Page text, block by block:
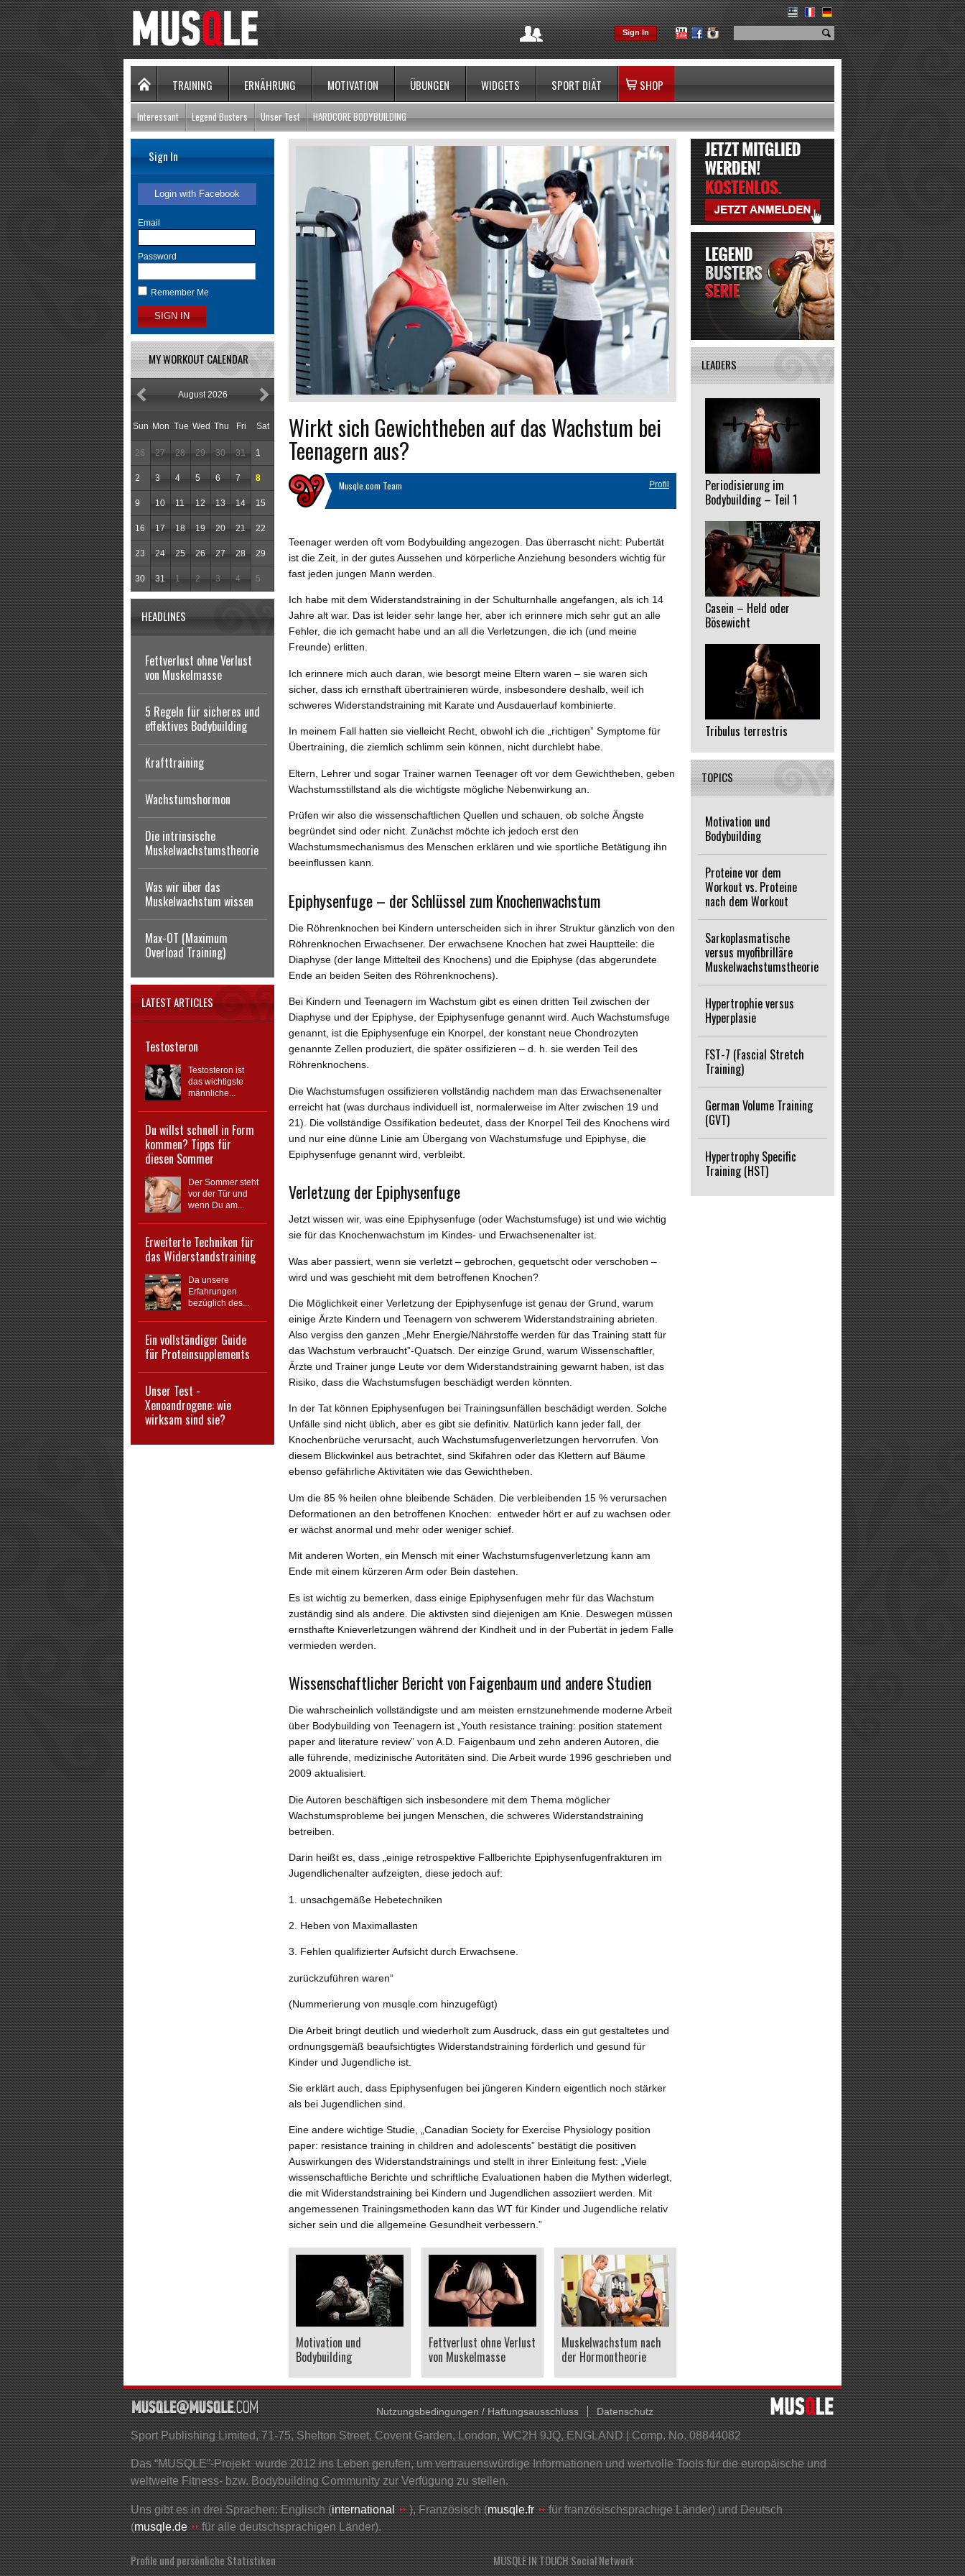
Sign In
TRAINING ERNÄHRUNG MOTIVATION ÜBUNGEN WIDGETS SPORT DIÄT SHOP
Interessant Legend Busters Unser Test HARDCORE BODYBUILDING
Sign In
Login with Facebook
Email
Password
Remember Me
SIGN IN
MY WORKOUT CALENDAR
August 2026
Sun Mon Tue Wed Thu Fri Sat
26 27 28 29 30 31 1
2 3 4 5 6 7 8
9 10 11 12 13 14 15
16 17 18 19 20 21 22
23 24 25 26 27 28 29
30 31 1 2 3 4 5
HEADLINES
Fettverlust ohne Verlust
von Muskelmasse
5 Regeln für sicheres und
effektives Bodybuilding
Krafttraining
Wachstumshormon
Die intrinsische
Muskelwachstumstheorie
Was wir über das
Muskelwachstum wissen
Max-OT (Maximum
Overload Training)
LATEST ARTICLES
Testosteron
Testosteron ist
das wichtigste
männliche...
Du willst schnell in Form
kommen? Tipps für
diesen Sommer
Der Sommer steht
vor der Tür und
wenn Du am...
Erweiterte Techniken für
das Widerstandstraining
Da unsere
Erfahrungen
bezüglich des...
Ein vollständiger Guide
für Proteinsupplements
Unser Test -
Xenoandrogene: wie
wirksam sind sie?
Wirkt sich Gewichtheben auf das Wachstum bei
Teenagern aus?
Profil
Musqle.com Team
Teenager werden oft vom Bodybuilding angezogen. Das überrascht nicht: Pubertät
ist die Zeit, in der gutes Aussehen und körperliche Anziehung besonders wichtig für
fast jeden jungen Mann werden.
Ich habe mit dem Widerstandstraining in der Schulturnhalle angefangen, als ich 14
Jahre alt war. Das ist leider sehr lange her, aber ich erinnere mich sehr gut an alle
Fehler, die ich gemacht habe und an all die Verletzungen, die ich (und meine
Freunde) erlitten.
Ich erinnere mich auch daran, wie besorgt meine Eltern waren – sie waren sich
sicher, dass ich ernsthaft übertrainieren würde, insbesondere deshalb, weil ich
schweres Widerstandstraining mit Karate und Ausdauerlauf kombinierte.
In meinem Fall hatten sie vielleicht Recht, obwohl ich die „richtigen” Symptome für
Übertraining, die ziemlich schlimm sein können, nicht durchlebt habe.
Eltern, Lehrer und sogar Trainer warnen Teenager oft vor dem Gewichtheben, geben
Wachstumsstillstand als die wichtigste mögliche Nebenwirkung an.
Prüfen wir also die wissenschaftlichen Quellen und schauen, ob solche Ängste
begründet sind oder nicht. Zunächst möchte ich jedoch erst den
Wachstumsmechanismus des Menschen erklären und wie sportliche Betätigung ihn
beeinflussen kann.
Epiphysenfuge – der Schlüssel zum Knochenwachstum
Die Röhrenknochen bei Kindern unterscheiden sich in ihrer Struktur gänzlich von den
Röhrenknochen Erwachsener. Der erwachsene Knochen hat zwei Hauptteile: die
Diaphyse (der lange Mittelteil des Knochens) und die Epiphyse (das abgerundete
Ende an beiden Seiten des Röhrenknochens).
Bei Kindern und Teenagern im Wachstum gibt es einen dritten Teil zwischen der
Diaphyse und der Epiphyse, der Epiphysenfuge genannt wird. Auch Wachstumsfuge
genannt, ist die Epiphysenfuge ein Knorpel, der konstant neue Chondrozyten
genannte Zellen produziert, die später ossifizieren – d. h. sie werden Teil des
Röhrenknochens.
Die Wachstumsfugen ossifizieren vollständig nachdem man das Erwachsenenalter
erreicht hat (was durchaus individuell ist, normalerweise im Alter zwischen 19 und
21). Die vollständige Ossifikation bedeutet, dass der Knorpel Teil des Knochens wird
und nur eine dünne Linie am Übergang von Wachstumsfuge und Epiphyse, die
Epiphysenfuge genannt wird, verbleibt.
Verletzung der Epiphysenfuge
Jetzt wissen wir, was eine Epiphysenfuge (oder Wachstumsfuge) ist und wie wichtig
sie für das Knochenwachstum im Kindes- und Erwachsenenalter ist.
Was aber passiert, wenn sie verletzt – gebrochen, gequetscht oder verschoben –
wird und was geschieht mit dem betroffenen Knochen?
Die Möglichkeit einer Verletzung der Epiphysenfuge ist genau der Grund, warum
einige Ärzte Kindern und Teenagern von schwerem Widerstandstraining abrieten.
Also vergiss den ganzen „Mehr Energie/Nährstoffe werden für das Training statt für
das Wachstum verbraucht”-Quatsch. Der einzige Grund, warum Wissenschaftler,
Ärzte und Trainer junge Leute vor dem Widerstandstraining gewarnt haben, ist das
Risiko, dass die Wachstumsfugen beschädigt werden könnten.
In der Tat können Epiphysenfugen bei Trainingsunfällen beschädigt werden. Solche
Unfälle sind nicht üblich, aber es gibt sie definitiv. Natürlich kann jeder fall, der
Knochenbrüche verursacht, auch Wachstumsfugenverletzungen hervorrufen. Von
diesem Blickwinkel aus betrachtet, sind Skifahren oder das Klettern auf Bäume
ebenso gefährliche Aktivitäten wie das Gewichtheben.
Um die 85 % heilen ohne bleibende Schäden. Die verbleibenden 15 % verursachen
Deformationen an den betroffenen Knochen: entweder hört er auf zu wachsen oder
er wächst anormal und mehr oder weniger schief.
Mit anderen Worten, ein Mensch mit einer Wachstumsfugenverletzung kann am
Ende mit einem kürzeren Arm oder Bein dastehen.
Es ist wichtig zu bemerken, dass einige Epiphysenfugen mehr für das Wachstum
zuständig sind als andere. Die aktivsten sind diejenigen am Knie. Deswegen müssen
ernsthafte Knieverletzungen während der Kindheit und in der Pubertät in jedem Falle
vermieden werden.
Wissenschaftlicher Bericht von Faigenbaum und andere Studien
Die wahrscheinlich vollständigste und am meisten ernstzunehmende moderne Arbeit
über Bodybuilding von Teenagern ist „Youth resistance training: position statement
paper and literature review” von A.D. Faigenbaum und zehn anderen Autoren, die
alle führende, medizinische Autoritäten sind. Die Arbeit wurde 1996 geschrieben und
2009 aktualisiert.
Die Autoren beschäftigen sich insbesondere mit dem Thema möglicher
Wachstumsprobleme bei jungen Menschen, die schweres Widerstandstraining
betreiben.
Darin heißt es, dass „einige retrospektive Fallberichte Epiphysenfugenfrakturen im
Jugendlichenalter aufzeigten, diese jedoch auf:
1. unsachgemäße Hebetechniken
2. Heben von Maximallasten
3. Fehlen qualifizierter Aufsicht durch Erwachsene.
zurückzuführen waren“
(Nummerierung von musqle.com hinzugefügt)
Die Arbeit bringt deutlich und wiederholt zum Ausdruck, dass ein gut gestaltetes und
ordnungsgemäß beaufsichtigtes Widerstandstraining förderlich und gesund für
Kinder und Jugendliche ist.
Sie erklärt auch, dass Epiphysenfugen bei jüngeren Kindern eigentlich noch stärker
als bei Jugendlichen sind.
Eine andere wichtige Studie, „Canadian Society for Exercise Physiology position
paper: resistance training in children and adolescents” bestätigt die positiven
Auswirkungen des Widerstandstrainings und stellt in ihrer Einleitung fest: „Viele
wissenschaftliche Berichte und schriftliche Evaluationen haben die Mythen widerlegt,
die mit Widerstandstraining bei Kindern und Jugendlichen assoziiert werden. Mit
angemessenen Trainingsmethoden kann das WT für Kinder und Jugendliche relativ
sicher sein und die allgemeine Gesundheit verbessern.”
Motivation und
Bodybuilding
Fettverlust ohne Verlust
von Muskelmasse
Muskelwachstum nach
der Hormontheorie
LEADERS
Periodisierung im
Bodybuilding – Teil 1
Casein – Held oder
Bösewicht
Tribulus terrestris
TOPICS
Motivation und
Bodybuilding
Proteine vor dem
Workout vs. Proteine
nach dem Workout
Sarkoplasmatische
versus myofibrilläre
Muskelwachstumstheorie
Hypertrophie versus
Hyperplasie
FST-7 (Fascial Stretch
Training)
German Volume Training
(GVT)
Hypertrophy Specific
Training (HST)
Nutzungsbedingungen / Haftungsausschluss Datenschutz
Sport Publishing Limited, 71-75, Shelton Street, Covent Garden, London, WC2H 9JQ, ENGLAND | Comp. No. 08844082
Das “MUSQLE”-Projekt wurde 2012 ins Leben gerufen, um vertrauenswürdige Informationen und wertvolle Tools für die europäische und
weltweite Fitness- bzw. Bodybuilding Community zur Verfügung zu stellen.
Uns gibt es in drei Sprachen: Englisch (international ), Französisch (musqle.fr
für französischsprachige Länder) und Deutsch
(musqle.de für alle deutschsprachigen Länder).
Profile und persönliche Statistiken MUSQLE IN TOUCH Social Network